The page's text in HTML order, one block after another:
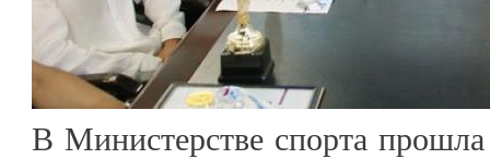
В Министерстве спорта